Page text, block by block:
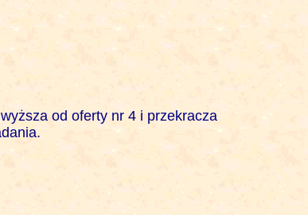
od oferty nr 4 i przekracza